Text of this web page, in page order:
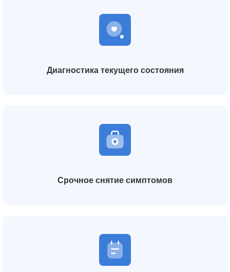
Диагностика текущего состояния
Срочное снятие симптомов